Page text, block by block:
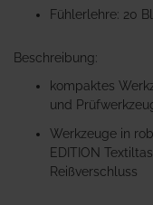
Fühlerlehre: 20
Beschreibung:
kompaktes
und
Werkzeuge in
EDITION
Reißverschluss